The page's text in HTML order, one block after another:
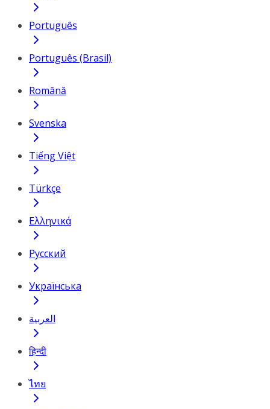
Português
Português (Brasil)
Română
Svenska
Tiếng Việt
Türkçe
Ελληνικά
Русский
Українська
العربية
हिन्दी
ไทย